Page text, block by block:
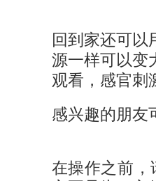
回到家还可以
源一样可以变
观看，感官刺
感兴趣的朋友
在操作之前